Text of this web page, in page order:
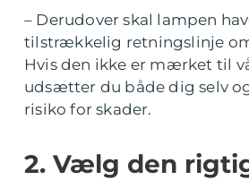
– Derudover skal lampen
tilstrækkelig retningslinje
Hvis den ikke er mærket til
udsætter du både dig selv
risiko for skader.
2. Vælg den